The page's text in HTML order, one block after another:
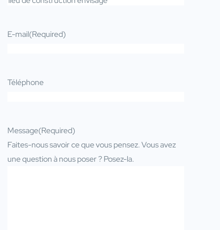
E-mail(Required)
Téléphone
Message(Required)
Faites-nous savoir ce que vous pensez. Vous avez
une question à nous poser ? Posez-la.